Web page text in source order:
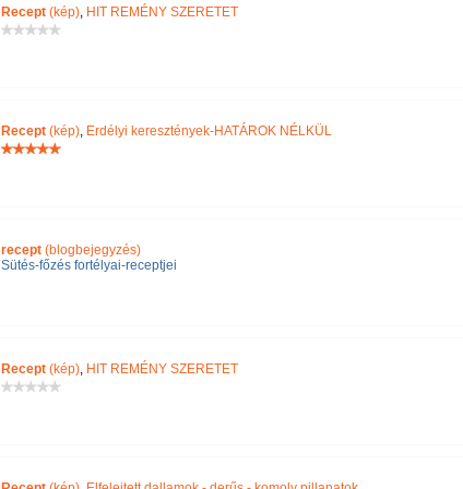
Recept(kép), HIT REMÉNY SZERETET
Recept(kép), Erdélyi keresztények-HATÁROK NÉLKÜL
recept(blogbejegyzés)
Sütés-főzés fortélyai-receptjei
Recept(kép), HIT REMÉNY SZERETET